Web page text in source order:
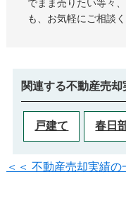
でまま売りたい等々
も、お気軽にご相談く
関連する不動産売却
戸建て 春日
＜＜ 不動産売却実績の